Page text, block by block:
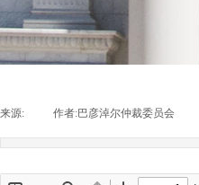
来源: 作者:巴彦淖尔仲裁委员会